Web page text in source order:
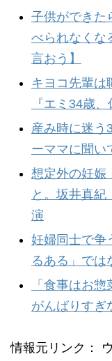
子供ができた
べられなくな
言おう】
キヨコ先輩は
『エミ34歳
産み時に迷う
ーママに聞い
想定外の妊娠
と。坂井真紀
演
妊婦同士で争
るある」では
「食事はお
がんばりすぎ
情報元リンク：